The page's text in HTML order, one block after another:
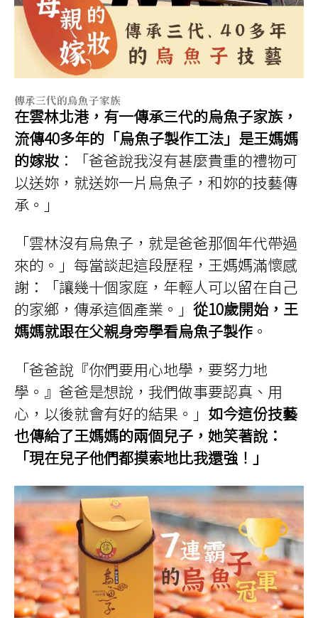
傳承三代的烏魚子家族
在雲林北港，有一傳承三代的烏魚子家族，
流傳40多年的「烏魚子製作工法」是王媽媽
的嫁妝 ：「爸爸說我沒有甚麼貴重的禮物可
以送妳，就送妳一片烏魚子，和妳的技藝傳
承。」
「雲林沒有烏魚子，就是爸爸那個年代帶過
來的。」每當談起這段歷程，王媽媽滿懷感
謝：「讓幾十個家庭，年輕人可以留在自己
的家鄉，傳承這個產業。」 從10歲開始，王
媽媽就跟在父親身旁學看烏魚子製作 。
「爸爸說『你們要用心地學，要努力地
學。』爸爸是想說，我們做事要認真、用
心，以後就會有好的結果。」 如今這份技藝
也傳給了王媽媽的兩個兒子，她笑著說：
「現在兒子他們都摸索地比我還強！」